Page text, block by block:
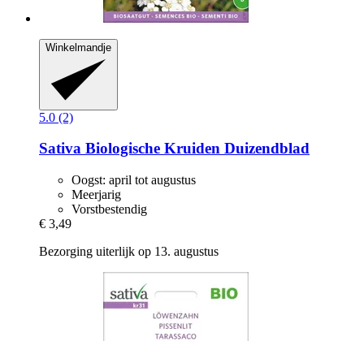
Winkelmandje
5.0 (2)
Sativa Biologische Kruiden Duizendblad
Oogst: april tot augustus
Meerjarig
Vorstbestendig
€ 3,49
Bezorging uiterlijk op 13. augustus